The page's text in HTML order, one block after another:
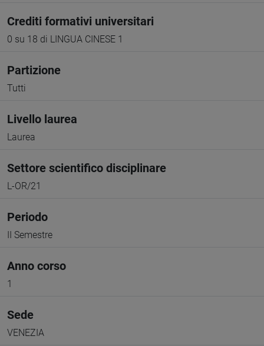
Crediti formativi universitari
0 su 18 di LINGUA CINESE 1
Partizione
Tutti
Livello laurea
Laurea
Settore scientifico disciplinare
L-OR/21
Periodo
II Semestre
Anno corso
1
Sede
VENEZIA